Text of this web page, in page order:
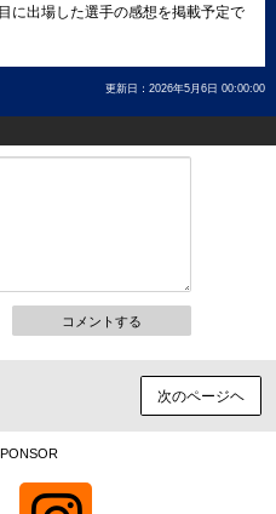
に出場した選手の感想を掲載予定で
更新日：2026年5月6日 00:00:00
コメントする
次のページヘ